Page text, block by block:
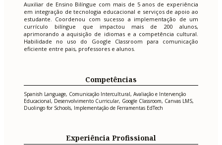
Auxiliar de Ensino Bilíngue com mais de 5 anos de experiência
em integração de tecnologia educacional e serviços de apoio ao
estudante. Coordenou com sucesso a implementação de um
currículo bilíngue que impactou mais de 200 alunos,
aprimorando a aquisição de idiomas e a competência cultural.
Habilidade no uso do Google Classroom para comunicação
eficiente entre pais, professores e alunos.
Competências
Spanish Language, Comunicação Intercultural, Avaliação e Intervenção
Educacional, Desenvolvimento Curricular, Google Classroom, Canvas LMS,
Duolingo for Schools, Implementação de Ferramentas EdTech
Experiência Profissional